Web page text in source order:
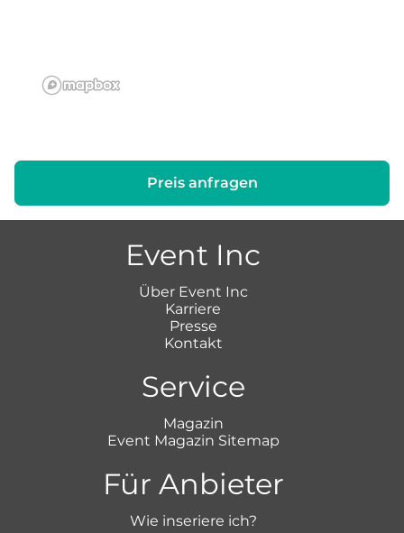
Preis anfragen
Event Inc
Über Event Inc
Karriere
Presse
Kontakt
Service
Magazin
Event Magazin Sitemap
Für Anbieter
Wie inseriere ich?